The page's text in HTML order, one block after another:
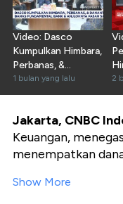
Video: Dasco
Kumpulkan Himbara,
Perbanas, &
Danantara Bahas
Bank-Saham
1 bulan yang lalu 2
Jakarta, CNBC
Keuangan,
menempatkan
Show More